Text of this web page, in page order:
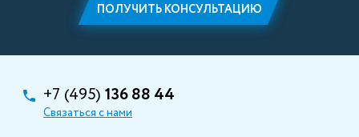
ПОЛУЧИТЬ КОНСУЛЬТАЦИЮ
+7 (495) 136 88 44
Связаться с нами